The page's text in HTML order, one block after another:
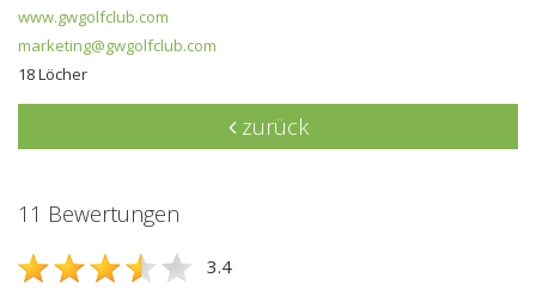
www.gwgolfclub.com
marketing@gwgolfclub.com
18 Löcher
zurück
11 Bewertungen
3.4